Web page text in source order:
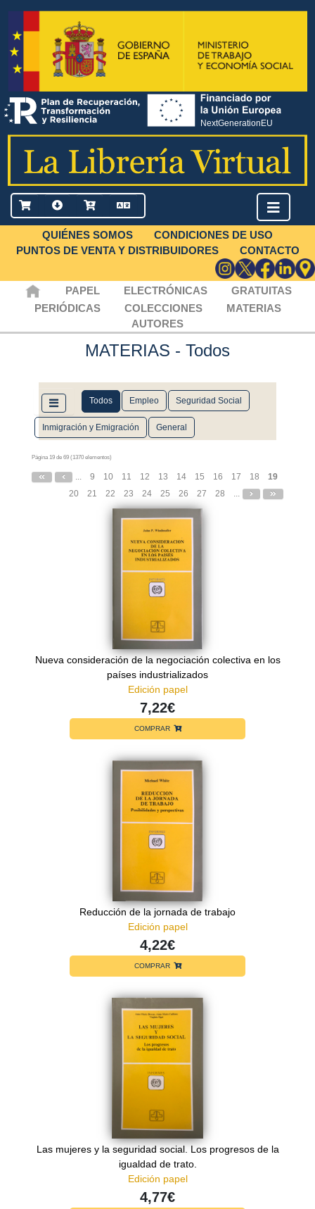
QUIÉNES SOMOS
CONDICIONES DE USO
PUNTOS DE VENTA Y DISTRIBUIDORES
CONTACTO
PAPEL ELECTRÓNICAS
GRATUITAS
PERIÓDICAS
COLECCIONES
MATERIAS
AUTORES
MATERIAS - Todos
Todos Empleo Seguridad Social
Inmigración y Emigración General
Página 19 de 69 (1370 elementos)
9 10 11 12 13 14 15 16 17 18
19
20
21 22 23 24 25 26 27 28
Nueva consideración de la negociación colectiva en los
países industrializados
Edición papel
7,22€
COMPRAR
Reducción de la jornada de trabajo
Edición papel
4,22€
COMPRAR
Las mujeres y la seguridad social. Los progresos de la
igualdad de trato.
Edición papel
4,77€